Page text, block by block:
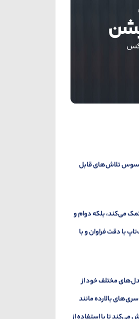
تلاش‌های قابل
می‌کند، بلکه دوام و
با دقت فراوان و با
مختلف خود از
بالارده مانند